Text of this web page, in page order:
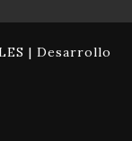
| Desarrollo